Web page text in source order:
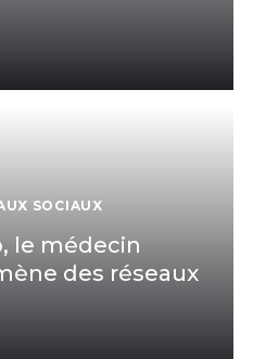
SOCIAUX
le médecin
des réseaux